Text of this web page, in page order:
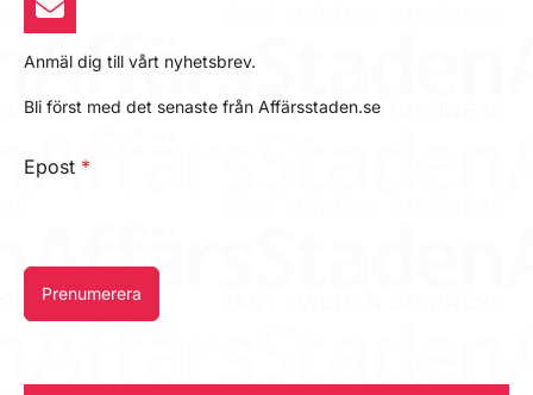
Anmäl dig till vårt nyhetsbrev.
Bli först med det senaste från Affärsstaden.se
Epost *
Prenumerera